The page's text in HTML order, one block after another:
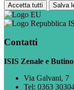
Accetta tutti Salva
Contatti
ISIS Zenale e
Via Galvani, 7
Tel: 0363